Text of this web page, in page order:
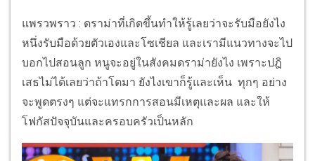
แพรวพราว : ดราม่าที่เกิดขึ้นทำให้รู้เลยว่าจะรับมือยังไง
หนึ่งรับมือด้วยตัวเองและโซเชียล และเรามีแนวทางจะไป
บอกไปสอนลูก หนูจะอยู่ในสังคมดราม่ายังไง เพราะปฎิ
เสธไม่ได้เลยว่าถ้าโตมา ยังไงเขาก็รู้และเห็น ทุกๆ อย่าง
จะพูดตรงๆ แต่จะแทรกการสอนมีเหตุและผล และให้
โฟกัสปัจจุบันและครอบครัวเป็นหลัก